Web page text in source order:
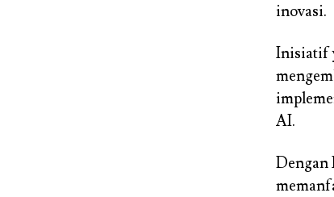
inovasi.
Inisiatif
AI.
Dengan